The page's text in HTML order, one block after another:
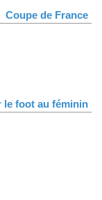
Coupe de France
le foot au féminin